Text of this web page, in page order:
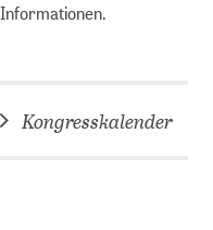
Kongresskalender